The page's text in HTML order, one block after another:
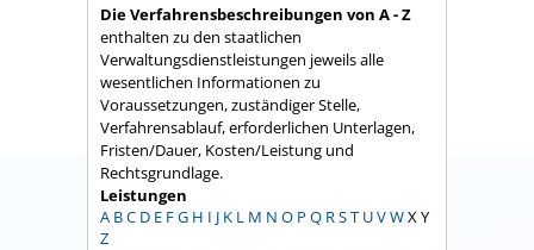
Die Verfahrensbeschreibungen von A - Z
enthalten zu den staatlichen
Verwaltungsdienstleistungen jeweils alle
wesentlichen Informationen zu
Voraussetzungen, zuständiger Stelle,
Verfahrensablauf, erforderlichen Unterlagen,
Fristen/Dauer, Kosten/Leistung und
Rechtsgrundlage.
Leistungen
A BC D E FG H I J K L M N O P Q RST UVWX Y
Z